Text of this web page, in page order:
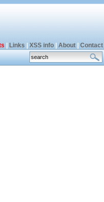
Links XSS info| About| Contact